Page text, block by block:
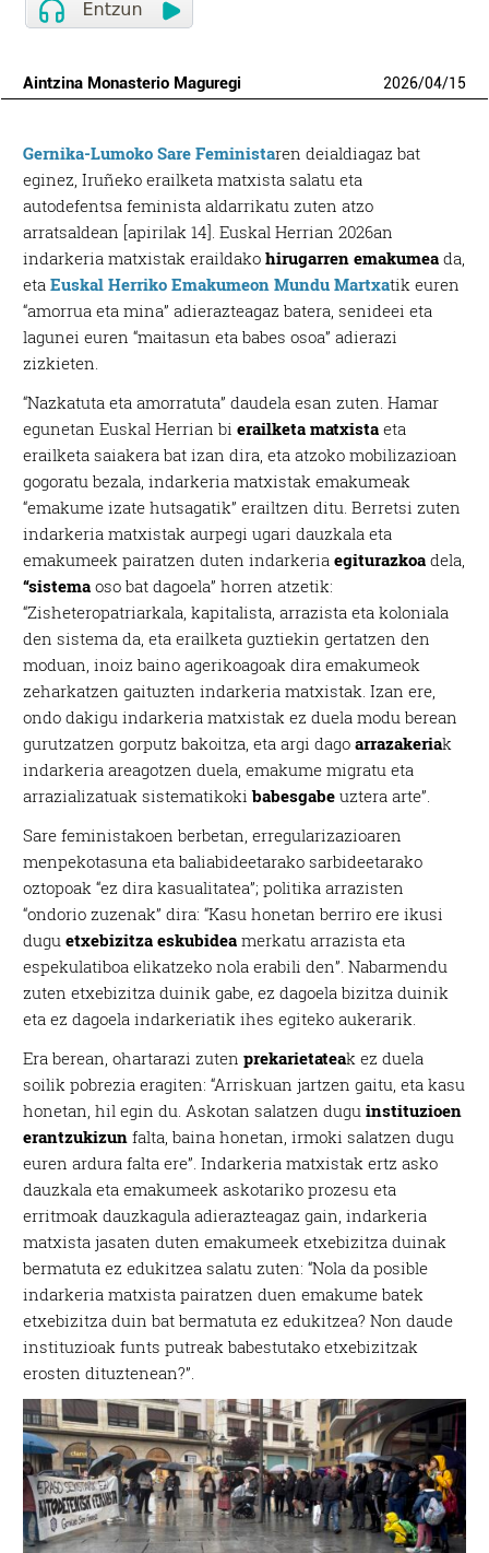
Aintzina Monasterio Maguregi 2026/04/15
Gernika-Lumoko Sare Feministaren deialdiagaz bat
eginez, Iruñeko erailketa matxista salatu eta
autodefentsa feminista aldarrikatu zuten atzo
arratsaldean [apirilak 14]. Euskal Herrian 2026an
indarkeria matxistak eraildakohirugarren emakumea da,
etaEuskal Herriko Emakumeon Mundu Martxatik euren
“amorrua eta mina” adierazteagaz batera, senideei eta
lagunei euren “maitasun eta babes osoa” adierazi
zizkieten.
“Nazkatuta eta amorratuta” daudela esan zuten. Hamar
egunetan Euskal Herrian bierailketa matxista eta
erailketa saiakera bat izan dira, eta atzoko mobilizazioan
gogoratu bezala, indarkeria matxistak emakumeak
“emakume izate hutsagatik” erailtzen ditu. Berretsi zuten
indarkeria matxistak aurpegi ugari dauzkala eta
emakumeek pairatzen duten indarkeriaegiturazkoa dela,
“sistema oso bat dagoela” horren atzetik:
“Zisheteropatriarkala, kapitalista, arrazista eta koloniala
den sistema da, eta erailketa guztiekin gertatzen den
moduan, inoiz baino agerikoagoak dira emakumeok
zeharkatzen gaituzten indarkeria matxistak. Izan ere,
ondo dakigu indarkeria matxistak ez duela modu berean
gurutzatzen gorputz bakoitza, eta argi dagoarrazakeriak
indarkeria areagotzen duela, emakume migratu eta
arrazializatuak sistematikokibabesgabe uztera arte”.
Sare feministakoen berbetan, erregularizazioaren
menpekotasuna eta baliabideetarako sarbideetarako
oztopoak “ez dira kasualitatea”; politika arrazisten
“ondorio zuzenak” dira: “Kasu honetan berriro ere ikusi
duguetxebizitza eskubidea merkatu arrazista eta
espekulatiboa elikatzeko nola erabili den”. Nabarmendu
zuten etxebizitza duinik gabe, ez dagoela bizitza duinik
eta ez dagoela indarkeriatik ihes egiteko aukerarik.
Era berean, ohartarazi zutenprekarietateak ez duela
soilik pobrezia eragiten: “Arriskuan jartzen gaitu, eta kasu
honetan, hil egin du. Askotan salatzen duguinstituzioen
erantzukizun falta, baina honetan, irmoki salatzen dugu
euren ardura falta ere”. Indarkeria matxistak ertz asko
dauzkala eta emakumeek askotariko prozesu eta
erritmoak dauzkagula adierazteagaz gain, indarkeria
matxista jasaten duten emakumeek etxebizitza duinak
bermatuta ez edukitzea salatu zuten: “Nola da posible
indarkeria matxista pairatzen duen emakume batek
etxebizitza duin bat bermatuta ez edukitzea? Non daude
instituzioak funts putreak babestutako etxebizitzak
erosten dituztenean?”.